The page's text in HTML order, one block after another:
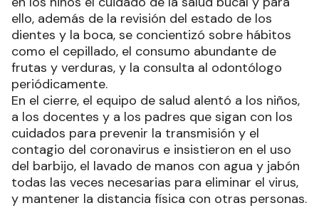
ello, además de la revisión del estado de los
dientes y la boca, se concientizó sobre hábitos
como el cepillado, el consumo abundante de
frutas y verduras, y la consulta al odontólogo
periódicamente.
En el cierre, el equipo de salud alentó a los niños,
a los docentes y a los padres que sigan con los
cuidados para prevenir la transmisión y el
contagio del coronavirus e insistieron en el uso
del barbijo, el lavado de manos con agua y jabón
todas las veces necesarias para eliminar el virus,
y mantener la distancia física con otras personas.